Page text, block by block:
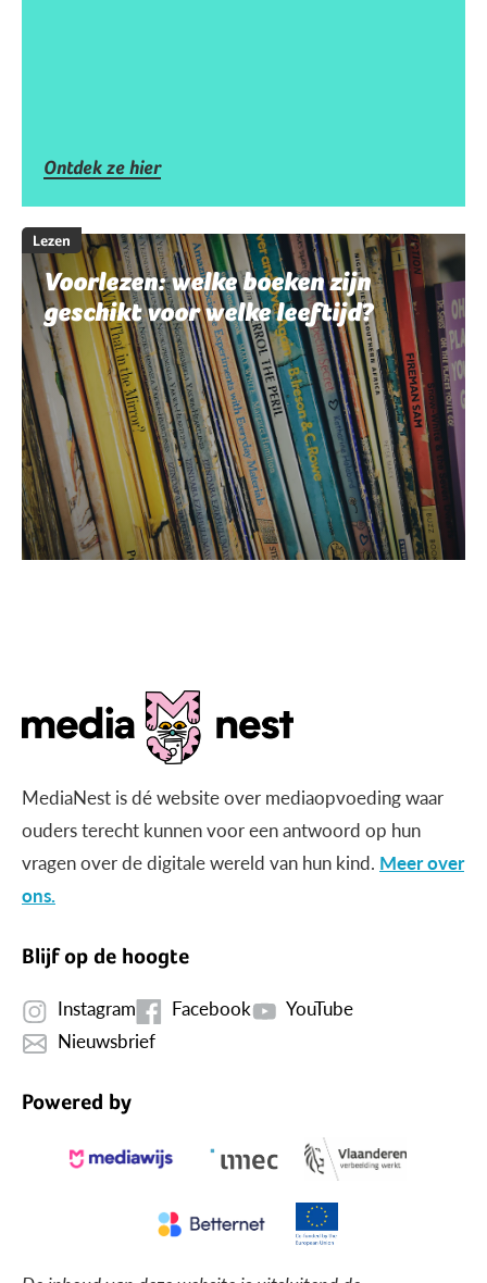
Ontdek ze hier
Lezen
Voorlezen: welke boeken zijn
geschikt voor welke leeftijd?
MediaNest is dé website over mediaopvoeding waar
ouders terecht kunnen voor een antwoord op hun
vragen over de digitale wereld van hun kind. Meer over
ons.
Blijf op de hoogte
Instagram Facebook
YouTube
Nieuwsbrief
Powered by